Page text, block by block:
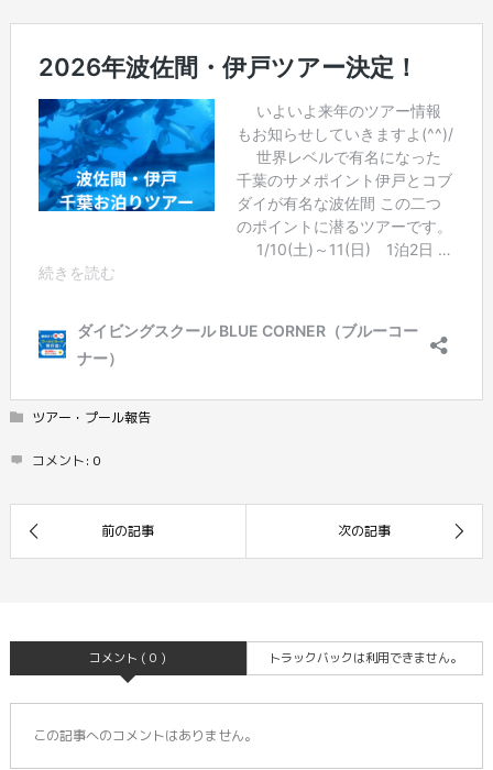
ツアー・プール報告
コメント: 0
コメント ( 0 ) トラックバックは利用できません。
この記事へのコメントはありません。